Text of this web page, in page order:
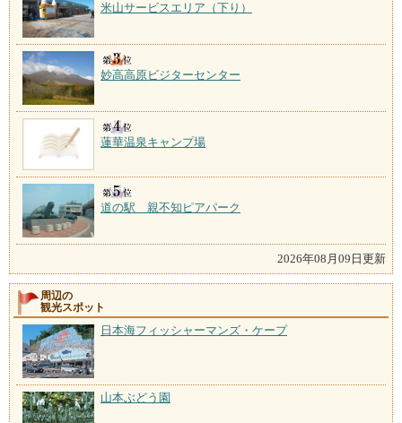
米山サービスエリア（下り）
妙高高原ビジターセンター
蓮華温泉キャンプ場
道の駅 親不知ピアパーク
2026年08月09日更新
周辺の
観光スポット
日本海フィッシャーマンズ・ケープ
山本ぶどう園